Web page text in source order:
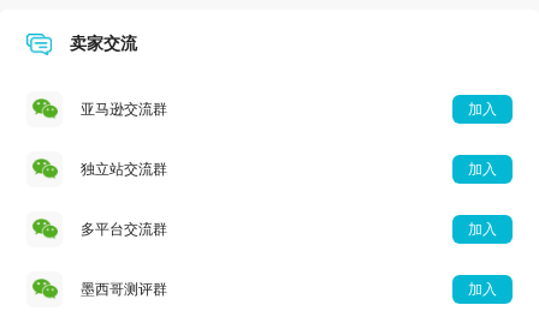
卖家交流
亚马逊交流群 加入
独立站交流群 加入
多平台交流群 加入
墨西哥测评群 加入